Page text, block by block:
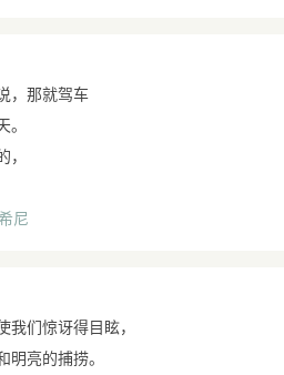
类？”
，
，
瞧着我。
味儿。
使铁铲的巧劲
样。
沼地
个都多。
一瓶牛奶，
的银币，为啥
似的从容不迫；
其来的一跃，
腿跨上了她的腰胯，
，那就驾车
。
，
你不会抵达
总是在绕着初见的陆地转。
刷白的三角墙
尼
我们惊讶得目眩，
明亮的捕捞。